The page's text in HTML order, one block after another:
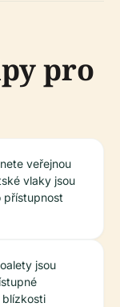
pro
veřejnou
vlaky jsou
přístupnost
jsou
blízkosti